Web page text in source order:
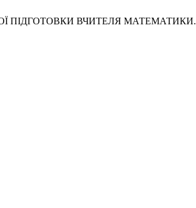
ПІДГОТОВКИ ВЧИТЕЛЯ МАТЕМАТИКИ.